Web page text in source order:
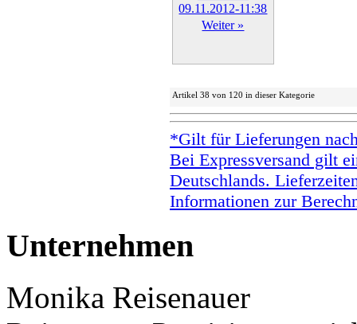
Weiter »
Artikel 38 von 120 in dieser Kategorie
*Gilt für Lieferungen
Bei Expressversand gilt
Deutschlands.
Informationen zur
Unternehmen
Monika Reisenauer